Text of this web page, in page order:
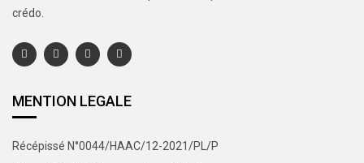
crédo.
MENTION LEGALE
Récépissé N°0044/HAAC/12-2021/PL/P